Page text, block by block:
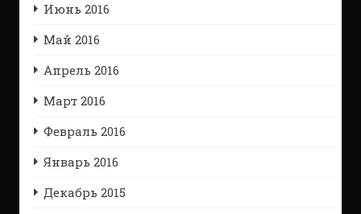
Июнь 2016
Май 2016
Апрель 2016
Март 2016
Февраль 2016
Январь 2016
Декабрь 2015